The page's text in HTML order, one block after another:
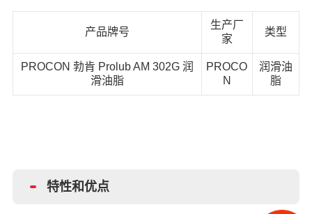
产品牌号
生产厂
家
类型
PROCON 勃肯 Prolub AM 302G 润
滑油脂
PROCO
N
润滑油
脂
特性和优点